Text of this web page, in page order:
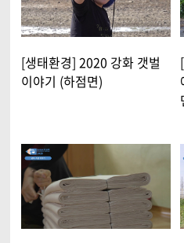
[생태환경] 2020 강화 갯벌
이야기 (하점면)